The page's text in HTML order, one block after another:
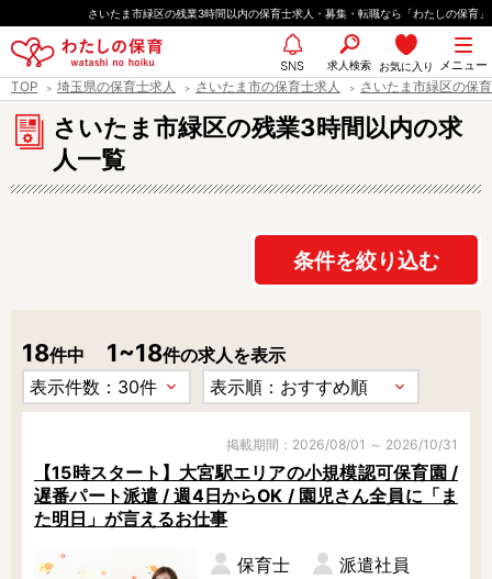
ー
の
先
頭
さいたま市緑区の残業3時間以内の保育士求人・募集・転職なら「わたしの保育」
メニュー
お気に入り
求人検索
SNS
TOP 埼玉県の保育士求人 さいたま市の保育士求人 さいたま市緑区の保
さいたま市緑区の残業3時間以内の求
人一覧
条件を絞り込む
18件中 1~18件の求人を表示
掲載期間：2026/08/01 ～ 2026/10/31
【15時スタート】大宮駅エリアの小規模認可保育園 /
遅番パート派遣 / 週4日からOK / 園児さん全員に「ま
た明日」が言えるお仕事
保育士
派遣社員
都道府県
エリア情報
職種
保育士
保育教諭
保育補助
幼稚園教諭
学童スタッフ
栄養士
調理師
調理補助
看護師